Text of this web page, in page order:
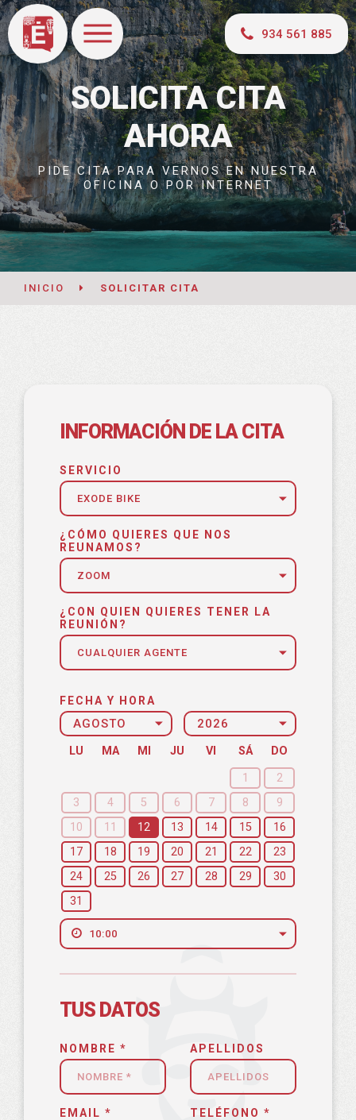
934 561 885
SOLICITA CITA
AHORA
PIDE CITA PARA VERNOS EN NUESTRA
OFICINA O POR INTERNET
INICIO SOLICITAR CITA
INFORMACIÓN DE LA CITA
SERVICIO
¿CÓMO QUIERES QUE NOS
REUNAMOS?
¿CON QUIEN QUIERES TENER LA
REUNIÓN?
FECHA Y HORA
LU MA MI JU VI SÁ
DO
1
2
3
4 5 6 7 8
9
10
11 12 13 14 15
16
17
18 19 20 21 22
23
24
25 26 27 28 29
30
31
TUS DATOS
NOMBRE * APELLIDOS
EMAIL * TELÉFONO *